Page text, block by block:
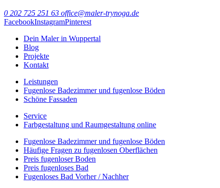
0 202 725 251 63 office@maler-trynoga.de
FacebookInstagramPinterest
Dein Maler in Wuppertal
Blog
Projekte
Kontakt
Leistungen
Fugenlose Badezimmer und fugenlose Böden
Schöne Fassaden
Service
Farbgestaltung und Raumgestaltung online
Fugenlose Badezimmer und fugenlose Böden
Häufige Fragen zu fugenlosen Oberflächen
Preis fugenloser Boden
Preis fugenloses Bad
Fugenloses Bad Vorher / Nachher